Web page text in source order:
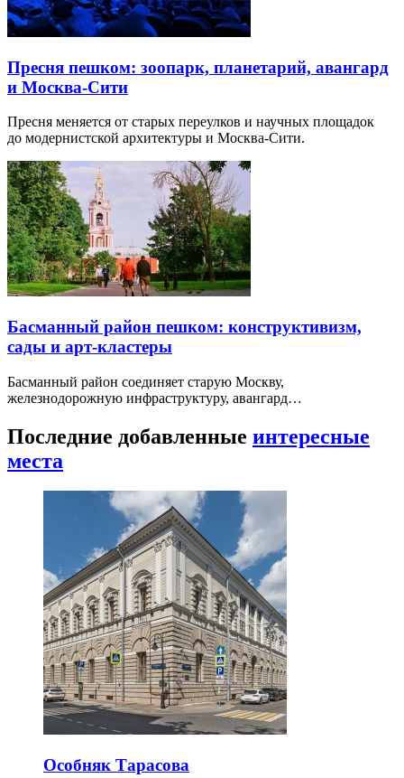
Пресня пешком: зоопарк, планетарий, авангард
и Москва-Сити
Пресня меняется от старых переулков и научных площадок
до модернистской архитектуры и Москва-Сити.
Басманный район пешком: конструктивизм,
сады и арт-кластеры
Басманный район соединяет старую Москву,
железнодорожную инфраструктуру, авангард…
Последние добавленные интересные
места
Особняк Тарасова